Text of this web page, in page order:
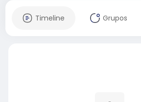
Timeline Grupos